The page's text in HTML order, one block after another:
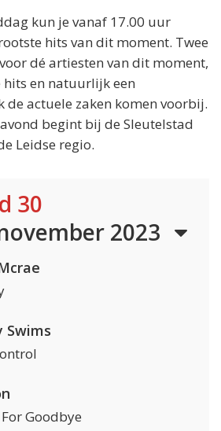
kun je vanaf 17.00 uur
hits van dit moment. Twee
dé artiesten van dit moment,
hits en natuurlijk een
de actuele zaken komen voorbij.
begint bij de Sleutelstad
Leidse regio.
30
2023
Swims
Goodbye